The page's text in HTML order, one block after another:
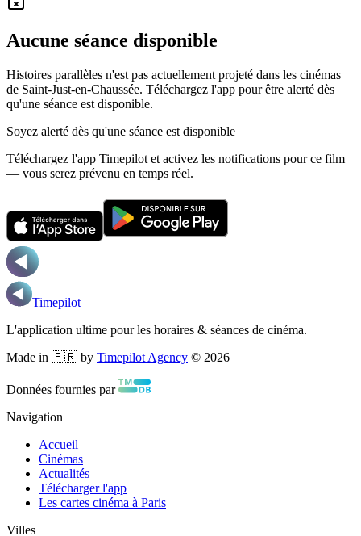
Aucune séance disponible
Histoires parallèles n'est pas actuellement projeté dans les cinémas
de Saint-Just-en-Chaussée. Téléchargez l'app pour être alerté dès
qu'une séance est disponible.
Soyez alerté dès qu'une séance est disponible
Téléchargez l'app Timepilot et activez les notifications pour ce film
— vous serez prévenu en temps réel.
Timepilot
L'application ultime pour les horaires & séances de cinéma.
Made in 🇫🇷 by Timepilot Agency © 2026
Données fournies par
Navigation
Accueil
Cinémas
Actualités
Télécharger l'app
Les cartes cinéma à Paris
Villes